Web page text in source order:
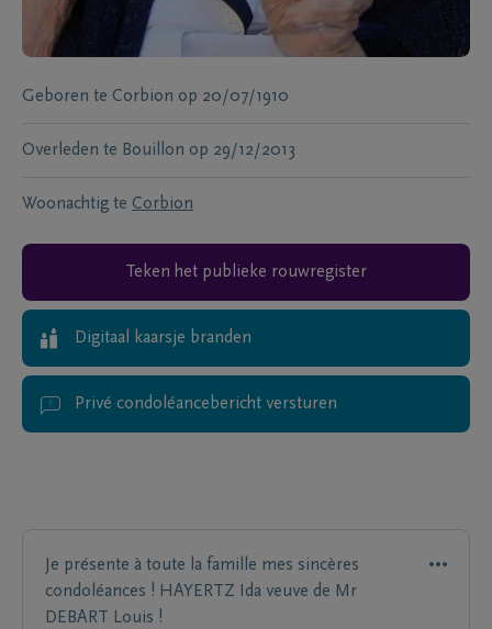
Geboren te Corbion op 20/07/1910
Overleden te Bouillon op 29/12/2013
Woonachtig te Corbion
Teken het publieke rouwregister
Digitaal kaarsje branden
Privé condoléancebericht versturen
Je présente à toute la famille mes sincères
condoléances ! HAYERTZ Ida veuve de Mr
DEBART Louis !